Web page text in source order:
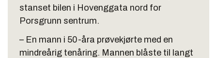
stanset bilen i Hovenggata nord for
Porsgrunn sentrum.
– En mann i 50-åra prøvekjørte med en
mindreårig tenåring. Mannen blåste til langt